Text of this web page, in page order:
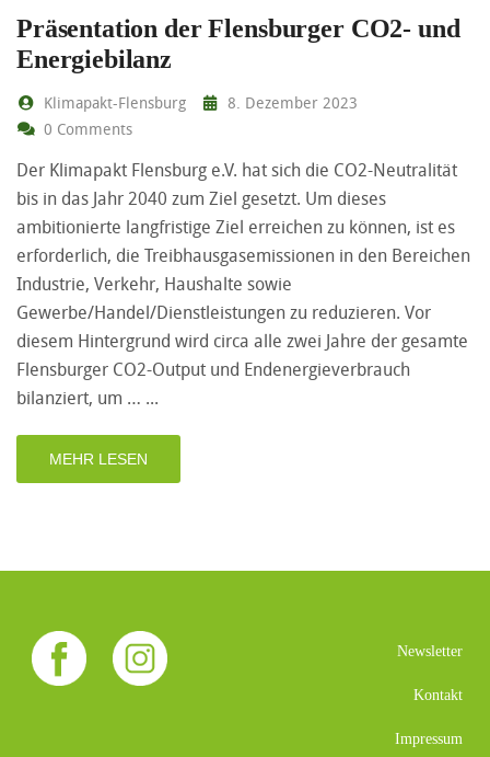
Präsentation der Flensburger CO2- und
Energiebilanz
Klimapakt-Flensburg
8. Dezember 2023
0 Comments
Der Klimapakt Flensburg e.V. hat sich die CO2-Neutralität
bis in das Jahr 2040 zum Ziel gesetzt. Um dieses
ambitionierte langfristige Ziel erreichen zu können, ist es
erforderlich, die Treibhausgasemissionen in den Bereichen
Industrie, Verkehr, Haushalte sowie
Gewerbe/Handel/Dienstleistungen zu reduzieren. Vor
diesem Hintergrund wird circa alle zwei Jahre der gesamte
Flensburger CO2-Output und Endenergieverbrauch
bilanziert, um …
MEHR LESEN
Newsletter
Kontakt
Impressum